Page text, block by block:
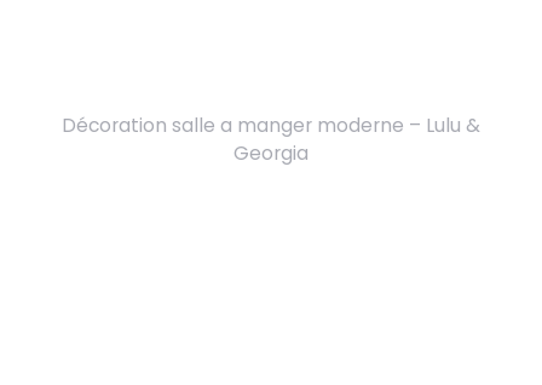
Décoration salle a manger moderne – Lulu &
Georgia